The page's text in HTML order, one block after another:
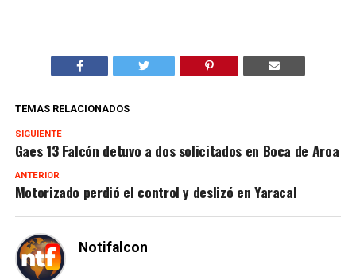
TEMAS RELACIONADOS
SIGUIENTE
Gaes 13 Falcón detuvo a dos solicitados en Boca de Aroa
ANTERIOR
Motorizado perdió el control y deslizó en Yaracal
Notifalcon